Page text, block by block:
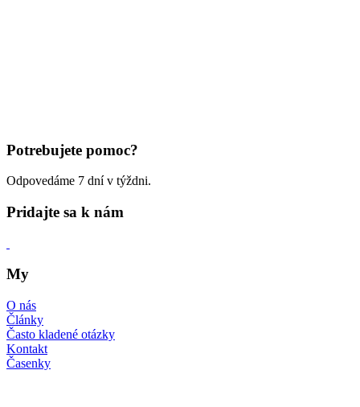
Potrebujete pomoc?
Odpovedáme 7 dní v týždni.
Pridajte sa k nám
My
O nás
Články
Často kladené otázky
Kontakt
Časenky